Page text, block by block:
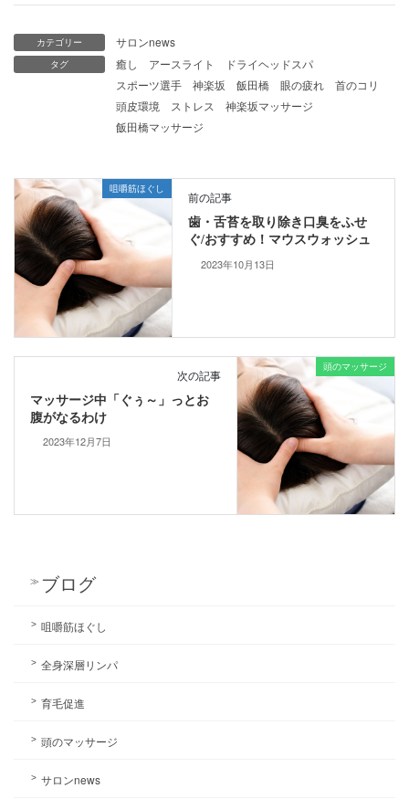
カテゴリー サロンnews
タグ 癒し アースライト
ドライヘッドスパ
スポーツ選手
神楽坂 飯田橋 眼の疲れ
首のコリ
頭皮環境
ストレス
神楽坂マッサージ
飯田橋マッサージ
咀嚼筋ほぐし
前の記事
歯・舌苔を取り除き口臭をふせ
ぐ/おすすめ！マウスウォッシュ
2023年10月13日
頭のマッサージ
次の記事
マッサージ中「ぐぅ～」っとお
腹がなるわけ
2023年12月7日
ブログ
咀嚼筋ほぐし
全身深層リンパ
育毛促進
頭のマッサージ
サロンnews